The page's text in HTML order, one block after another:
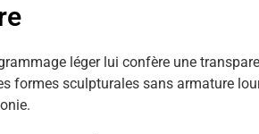
léger lui confère une
formes sculpturales sans armature